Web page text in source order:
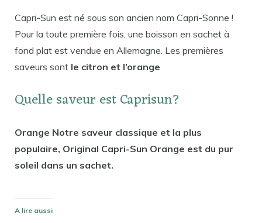
Capri-Sun est né sous son ancien nom Capri-Sonne !
Pour la toute première fois, une boisson en sachet à
fond plat est vendue en Allemagne. Les premières
saveurs sont le citron et l’orange
Quelle saveur est Caprisun?
Orange Notre saveur classique et la plus
populaire, Original Capri-Sun Orange est du pur
soleil dans un sachet.
A lire aussi